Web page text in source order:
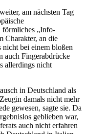
am nächsten Tag
förmliches „Info-
Charakter, an die
bei einem bloßen
auch Fingerabdrücke
allerdings nicht
in Deutschland als
damals nicht mehr
gewesen, sagte sie. Da
geblieben war,
auch nicht erfahren